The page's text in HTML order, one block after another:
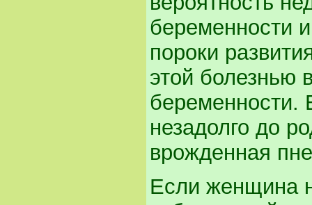
беременности
пороки
этой болезнью
беременности.
незадолго до
врожденная
Если женщина